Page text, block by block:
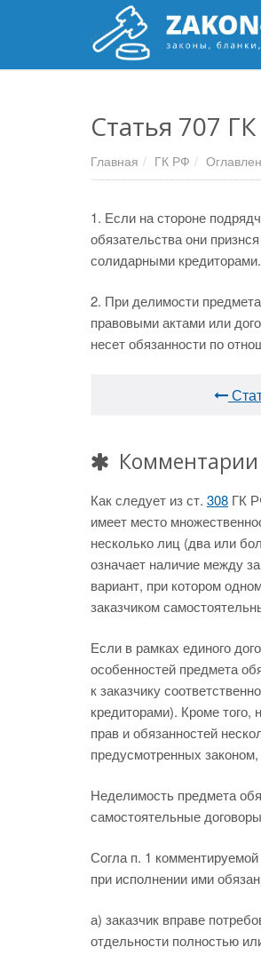
Статья 707
Главная ГК РФ
1. Если на стороне
обязательства они
солидарными кредиторами.
2. При делимости
правовыми актами или
несет обязанности по
Комментарии
Как следует из ст. 308 ГК
имеет место
несколько лиц (два или
означает наличие между
вариант, при котором
заказчиком
Если в рамках единого
особенностей предмета
к заказчику
кредиторами). Кроме того,
прав и обязанностей
предусмотренных
Неделимость предмета
самостоятельные
Согла п. 1
при исполнении ими
а) заказчик вправе
отдельности полностью